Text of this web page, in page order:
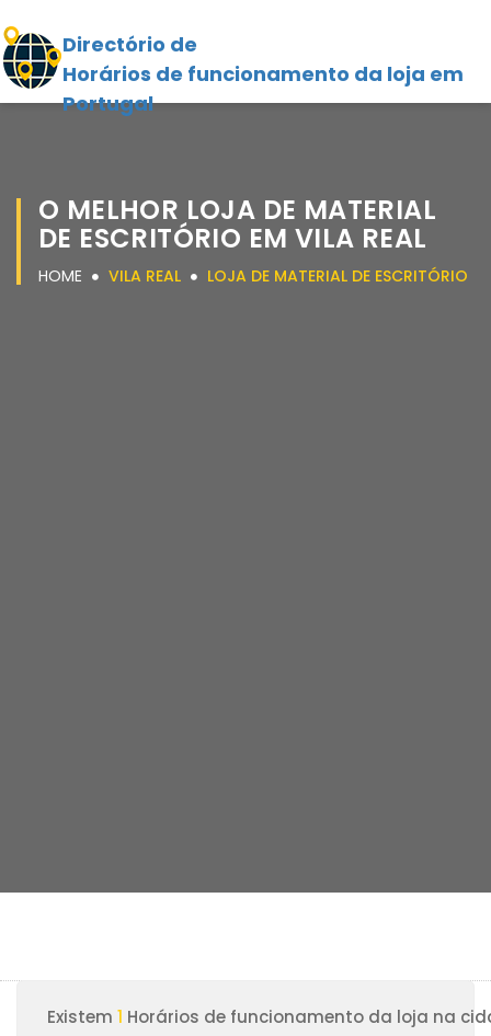
Directório de
Horários de funcionamento da loja em
Portugal
O MELHOR LOJA DE MATERIAL
DE ESCRITÓRIO EM VILA REAL
HOME VILA REAL LOJA DE MATERIAL DE ESCRITÓRIO
Existem 1 Horários de funcionamento da loja na